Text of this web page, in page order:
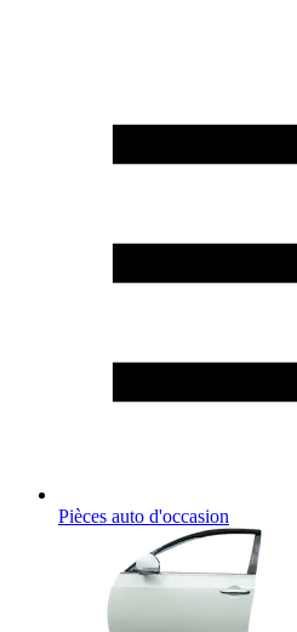
Pièces auto d'occasion